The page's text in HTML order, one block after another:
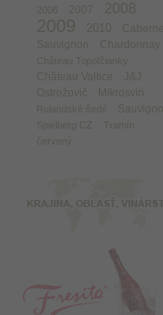
2007 2008
2009 2010
Sauvignon
Chardonnay
Château Topoľčianky
Château Valtice
J&J
Ostrožovič
Mikrosvín
Rulandské šedé
Spielberg CZ
Tramín
červený